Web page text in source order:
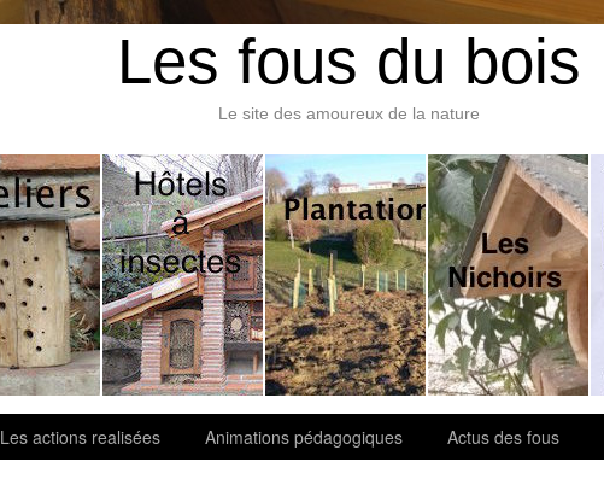
Les fous du bois
Le site des amoureux de la nature
Les actions realisées Animations pédagogiques Actus des fous